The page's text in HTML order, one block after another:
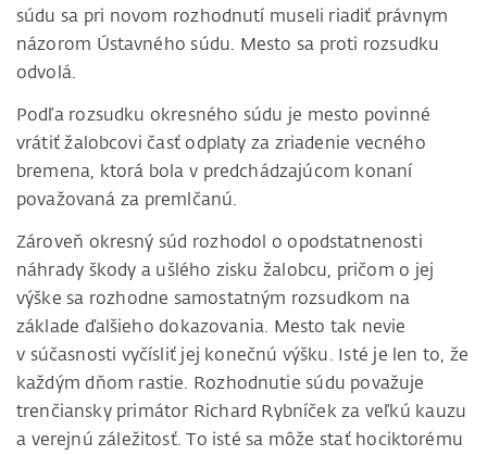
súdu sa pri novom rozhodnutí museli riadiť právnym
názorom Ústavného súdu. Mesto sa proti rozsudku
odvolá.
Podľa rozsudku okresného súdu je mesto povinné
vrátiť žalobcovi časť odplaty za zriadenie vecného
bremena, ktorá bola v predchádzajúcom konaní
považovaná za premlčanú.
Zároveň okresný súd rozhodol o opodstatnenosti
náhrady škody a ušlého zisku žalobcu, pričom o jej
výške sa rozhodne samostatným rozsudkom na
základe ďalšieho dokazovania. Mesto tak nevie
v súčasnosti vyčísliť jej konečnú výšku. Isté je len to, že
každým dňom rastie. Rozhodnutie súdu považuje
trenčiansky primátor Richard Rybníček za veľkú kauzu
a verejnú záležitosť. To isté sa môže stať hociktorému